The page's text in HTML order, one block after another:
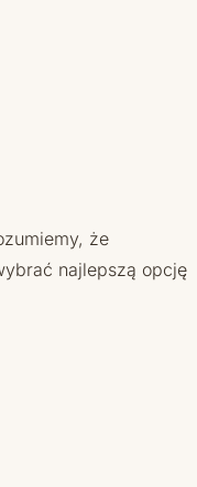
że
najlepszą opcję